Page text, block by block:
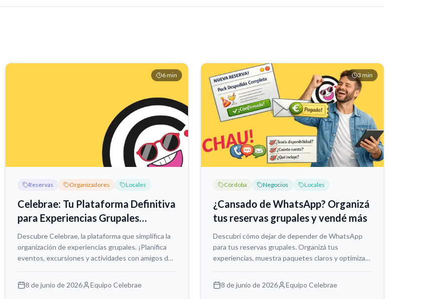
6min
Reservas Organizadores Locales
Celebrae: Tu Plataforma Definitiva
para Experiencias Grupales
Inolvidables
Descubre Celebrae, la plataforma que simplifica la
organización de experiencias grupales. ¡Planifica
eventos, excursiones y actividades con amigos de
8 de junio de 2026
Equipo Celebrae
3 min
Córdoba Negocios Locales
¿Cansado de WhatsApp? Organizá
tus reservas grupales y vendé más
Descubrí cómo dejar de depender de WhatsApp
para tus reservas grupales. Organizá tus
experiencias, muestra paquetes claros y optimiza
mejor.
8 de junio de 2026 Equipo Celebrae